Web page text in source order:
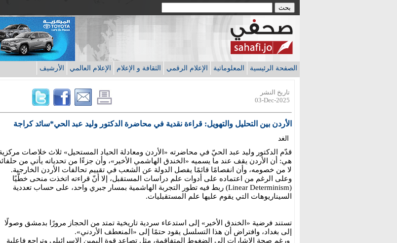
الصفحة الرئيسية المعلوماتية الإعلام الرقمي الثقافة و الإعلام الإعلام العالمي الأرشيف
تاريخ النشر
03-Dec-2025
الأردن بين التحليل والتهويل: قراءة نقدية في محاضرة الدكتور وليد عبد الحي*سائد كراجة
الغد
قدّم الدكتور وليد عبد الحيّ في محاضرته «الأردن ومعادلة الحياد المستحيل» ثلاث خلاصات
هي: أن الأردن يقف عند ما يسميه «الخندق الهاشمي الأخير»، وأن جزءًا من تحدياته يأتي من
لا من خصومه، وأن انفصامًا قائمًا يفصل الدولة عن الشعب في تقييم تحالفات الأردن الخارجية.
وعلى الرغم من اعتماده على أدوات علم دراسات المستقبل، إلا أنّ قراءته اتخذت منحى خطّيًا
(Linear Determinism) ربط فيه تطور التجربة الهاشمية بمسار جبري واحد، على حساب تعددية
السيناريوهات التي يقوم عليها علم المستقبليات.
تستند فرضية «الخندق الأخير» إلى استدعاء سردية تاريخية تمتد من الحجاز مرورًا بدمشق وصولًا
إلى بغداد، وافتراض أن هذا التسلسل يقود حتمًا إلى «المنعطف الأردني».
ورغم صحة الإشارات إلى الضغوط المتفاقمة، مثل تصاعد قوة اليمين الإسرائيلي وتراجع فاعلية